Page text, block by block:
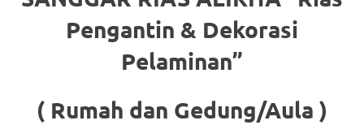
PENGANTIN JAWA,RIAS PENGANTIN SUNDA, TATA RIAS
Pengantin & Dekorasi
Pelaminan”
( Rumah dan Gedung/Aula )